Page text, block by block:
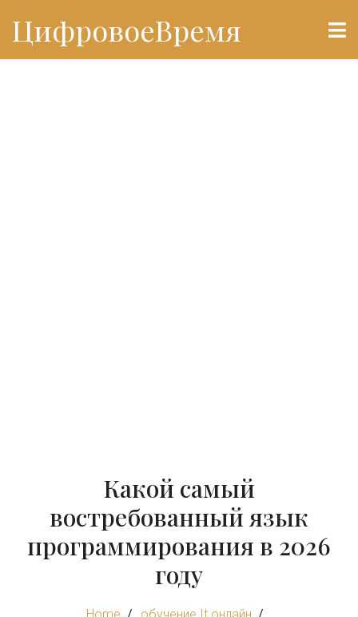
ЦифровоеВремя
Какой самый
востребованный язык
программирования в 2026
году